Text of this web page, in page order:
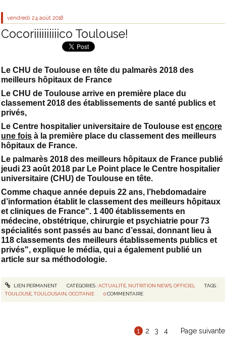
vendredi 24 août 2018
Cocoriiiiiiiiiico Toulouse!
Le CHU de Toulouse en tête du palmarès 2018 des
meilleurs hôpitaux de France
Le CHU de Toulouse arrive en première place du
classement 2018 des établissements de santé publics et
privés,
Le Centre hospitalier universitaire de Toulouse est encore
une fois à la première place du classement des meilleurs
hôpitaux de France.
Le palmarès 2018 des meilleurs hôpitaux de France publié
jeudi 23 août 2018 par Le Point place le Centre hospitalier
universitaire (CHU) de Toulouse en tête.
Comme chaque année depuis 22 ans, l’hebdomadaire
d’information établit le classement des meilleurs hôpitaux
et cliniques de France". 1 400 établissements en
médecine, obstétrique, chirurgie et psychiatrie pour 73
spécialités sont passés au banc d’essai, donnant lieu à
118 classements des meilleurs établissements publics et
privés", explique le média, qui a également publié un
article sur sa méthodologie.
LIEN PERMANENT CATÉGORIES :ACTUALITÉ, NUTRITION NEWS, OFFICIEL
TAGS :
TOULOUSE ,TOULOUSAIN ,OCCITANIE 0 COMMENTAIRE
1 2 3 4 Page suivante